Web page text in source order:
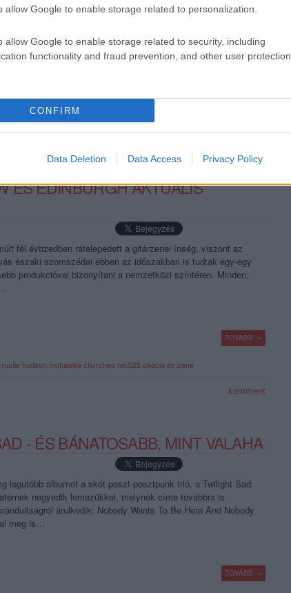
allow Google to enable storage related to personalization.
allow Google to enable storage related to security, including
functionality and fraud prevention, and other user protection.
CONFIRM
Data Deletion Data Access Privacy Policy
koncertezni Robert Smith legendás zenekara, a The Cure.
komment
ÉS EDINBURGH AKTUÁLIS
fél évtizedben rátelepedett a gitárzenei ínség, viszont az
északi szomszédai ebben az időszakban is tudtak egy-egy
produkcióval bizonyítani a nemzetközi színtéren. Minden,
TOVÁBB →
rustie hudson mohawkechvrches rec025skócia és zene
komment
- ÉS BÁNATOSABB, MINT VALAHA
legutóbb albumot a skót poszt-posztpunk trió, a Twilight Sad.
negyedik lemezükkel, melynek címe továbbra is
árulkodik: Nobody Wants To Be Here And Nobody
meg is…
TOVÁBB →